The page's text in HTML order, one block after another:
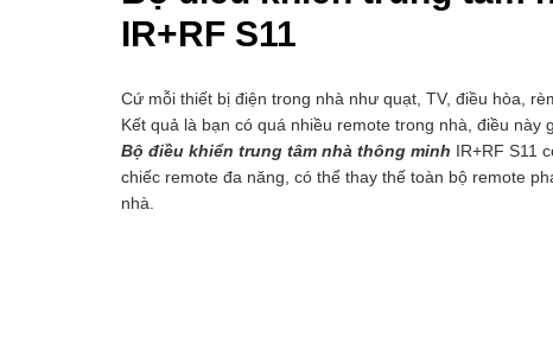
IR+RF S11
Cứ mỗi thiết bị điện trong nhà như quạt, TV, điều hòa,
Kết quả là bạn có quá nhiều remote trong nhà, điều này
Bộ điều khiển trung tâm nhà thông minh IR+RF S11
chiếc remote đa năng, có thể thay thế toàn bộ remote
nhà.